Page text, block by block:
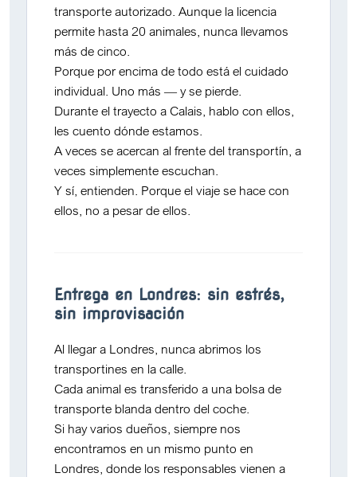
transporte autorizado. Aunque la licencia
permite hasta 20 animales, nunca llevamos
más de cinco.
Porque por encima de todo está elcuidado
individual. Uno más — y se pierde.
Durante el trayecto a Calais, hablo con ellos,
les cuento dónde estamos.
A veces se acercan al frente del transportín, a
veces simplemente escuchan.
Y sí, entienden. Porque el viaje se hacecon
ellos, no a pesar de ellos.
Entrega en Londres: sin estrés,
sin improvisación
Al llegar a Londres, nunca abrimos los
transportines en la calle.
Cada animal es transferido a una bolsa de
transporte blanda dentro del coche.
Si hay varios dueños,siempre nos
encontramos en un mismo punto en
Londres, donde los responsables vienen a